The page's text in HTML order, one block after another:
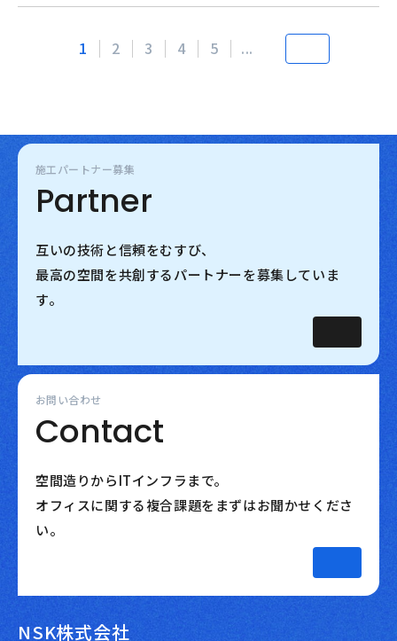
1 2 3 4 5 ...
施工パートナー募集
Partner
互いの技術と信頼をむすび、
最高の空間を共創するパートナーを募集していま
す。
お問い合わせ
Contact
空間造りからITインフラまで。
オフィスに関する複合課題をまずはお聞かせくださ
い。
NSK株式会社